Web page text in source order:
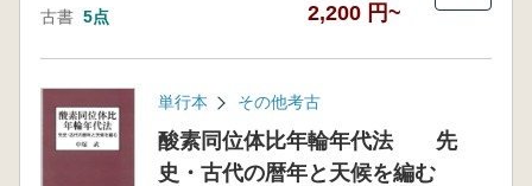
古書 5点 2,200 円~
単行本 その他考古
酸素同位体比年輪年代法 先
史・古代の暦年と天候を編む